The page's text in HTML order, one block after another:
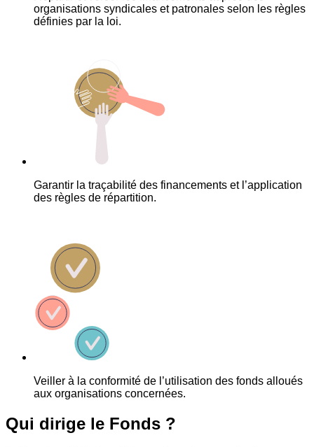
organisations syndicales et patronales selon les règles
définies par la loi.
Garantir la traçabilité des financements et l’application
des règles de répartition.
Veiller à la conformité de l’utilisation des fonds alloués
aux organisations concernées.
Qui dirige le Fonds ?